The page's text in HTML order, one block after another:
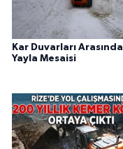
Kar Duvarları Arasında
Yayla Mesaisi